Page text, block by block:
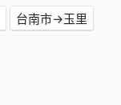
台南市→玉里